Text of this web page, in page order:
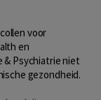
voor
en
& Psychiatrie niet
gezondheid.